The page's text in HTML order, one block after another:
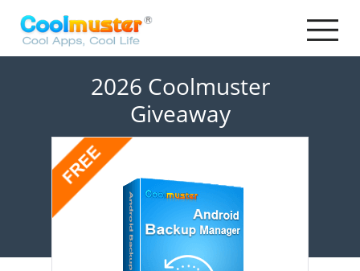
2026 Coolmuster
Giveaway
Coolmuster Android Backup Manager